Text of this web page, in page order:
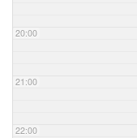
20:00
21:00
22:00